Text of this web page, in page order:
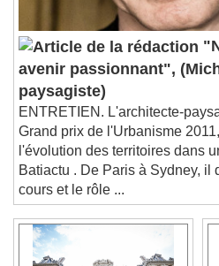
Audio Track
Picture-in-Picture
This is a modal window.
Beginning of dialog
and close the window.
Text
Color Opacity
Text Background
avenir passionnant",
paysagiste)
ENTRETIEN. L'architecte-
Grand prix de l'Urbanisme
l'évolution des territoires dans
Batiactu . De Paris à Sydney, il
cours et le rôle ...